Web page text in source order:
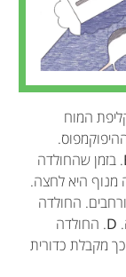
המוח
. בזמן שהחולדה
מנוף היא לחצה.
החולדה
D. החולדה
מקבלת כדורית